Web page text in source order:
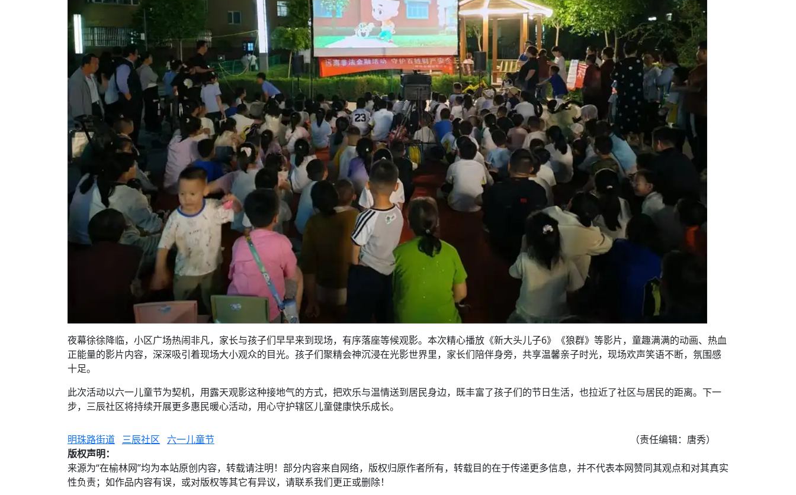
夜幕徐徐降临，小区广场热闹非凡，家长与孩子们早早来到现场，有序落座等候观影。本次精心播放《新大头儿子6》《狼群》等影片，童趣满满的动画、热血
正能量的影片内容，深深吸引着现场大小观众的目光。孩子们聚精会神沉浸在光影世界里，家长们陪伴身旁，共享温馨亲子时光，现场欢声笑语不断，氛围感
十足。
此次活动以六一儿童节为契机，用露天观影这种接地气的方式，把欢乐与温情送到居民身边，既丰富了孩子们的节日生活，也拉近了社区与居民的距离。下一
步，三辰社区将持续开展更多惠民暖心活动，用心守护辖区儿童健康快乐成长。
明珠路街道 三辰社区 六一儿童节
（责任编辑：唐秀）
版权声明：
来源为“在榆林网”均为本站原创内容，转载请注明！部分内容来自网络，版权归原作者所有，转载目的在于传递更多信息，并不代表本网赞同其观点和对其真实
性负责；如作品内容有误，或对版权等其它有异议，请联系我们更正或删除！